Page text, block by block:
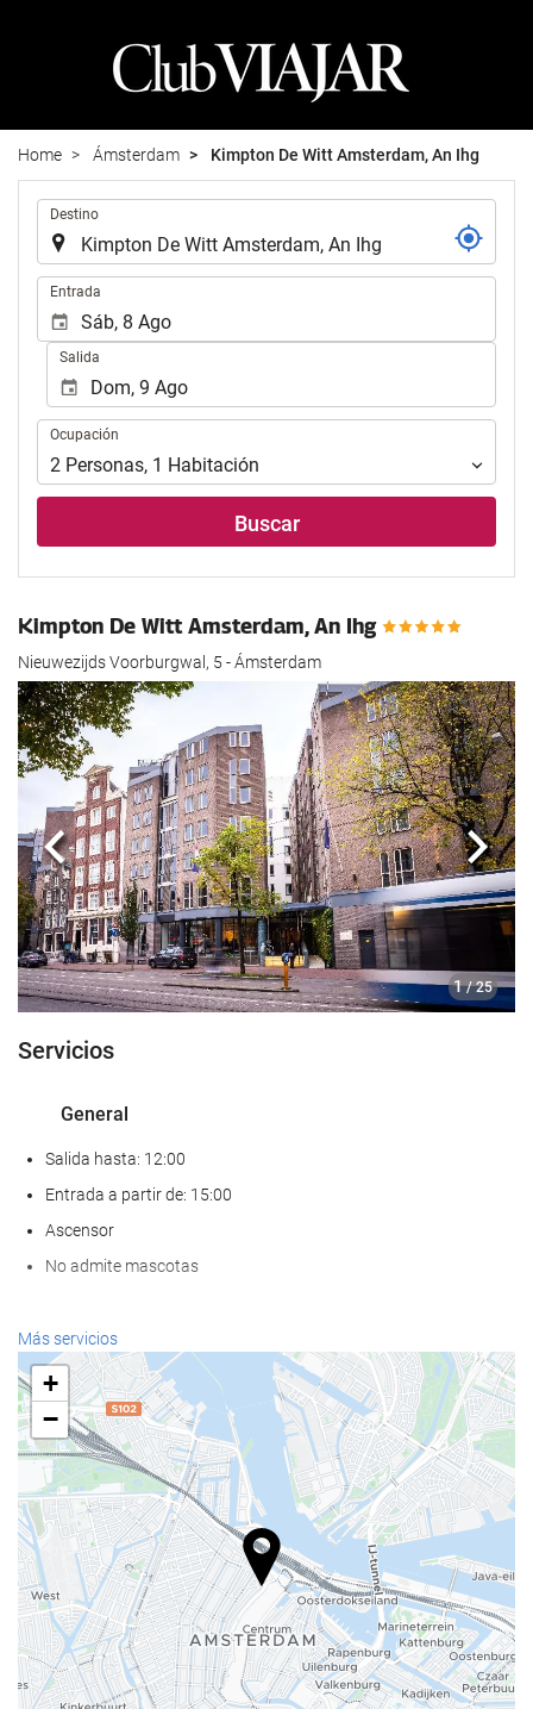
Home Ámsterdam Kimpton De Witt Amsterdam, An Ihg
Destino
Entrada
Salida
Ocupación
Ocupación
2 Personas, 1 Habitación
Buscar
Kimpton De Witt Amsterdam, An Ihg
Nieuwezijds Voorburgwal, 5 - Ámsterdam
1 / 25
Anterior
Servicios
General
Salida hasta: 12:00
Entrada a partir de: 15:00
Ascensor
No admite mascotas
Servicios de recepción
Recepción 24 horas
Guardaequipaje
Comida y bebida
Restaurante a la carta
Instalaciones de negocios
Centro de negocios
Más servicios
+
−